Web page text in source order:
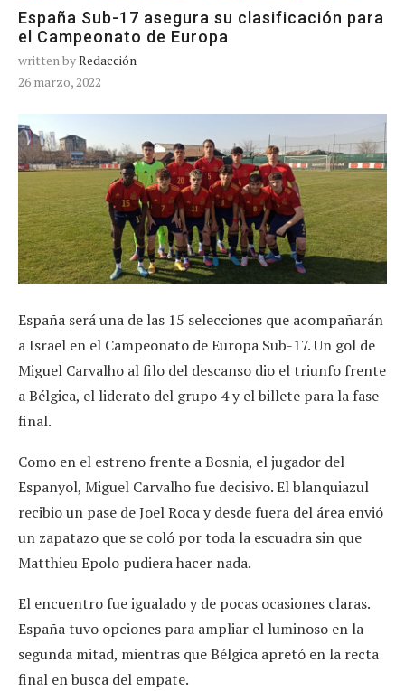
España Sub-17 asegura su clasificación para
el Campeonato de Europa
written byRedacción
26 marzo, 2022
España será una de las 15 selecciones que acompañarán
a Israel en el Campeonato de Europa Sub-17. Un gol de
Miguel Carvalho al filo del descanso dio el triunfo frente
a Bélgica, el liderato del grupo 4 y el billete para la fase
final.
Como en el estreno frente a Bosnia, el jugador del
Espanyol, Miguel Carvalho fue decisivo. El blanquiazul
recibio un pase de Joel Roca y desde fuera del área envió
un zapatazo que se coló por toda la escuadra sin que
Matthieu Epolo pudiera hacer nada.
El encuentro fue igualado y de pocas ocasiones claras.
España tuvo opciones para ampliar el luminoso en la
segunda mitad, mientras que Bélgica apretó en la recta
final en busca del empate.